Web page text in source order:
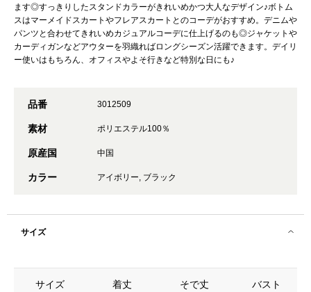
ます◎すっきりしたスタンドカラーがきれいめかつ大人なデザイン♪ボトム
スはマーメイドスカートやフレアスカートとのコーデがおすすめ。デニムや
パンツと合わせてきれいめカジュアルコーデに仕上げるのも◎ジャケットや
カーディガンなどアウターを羽織ればロングシーズン活躍できます。デイリ
ー使いはもちろん、オフィスやよそ行きなど特別な日にも♪
品番 3012509
素材 ポリエステル100％
原産国 中国
カラー アイボリー, ブラック
サイズ
サイズ 着丈 そで丈 バスト